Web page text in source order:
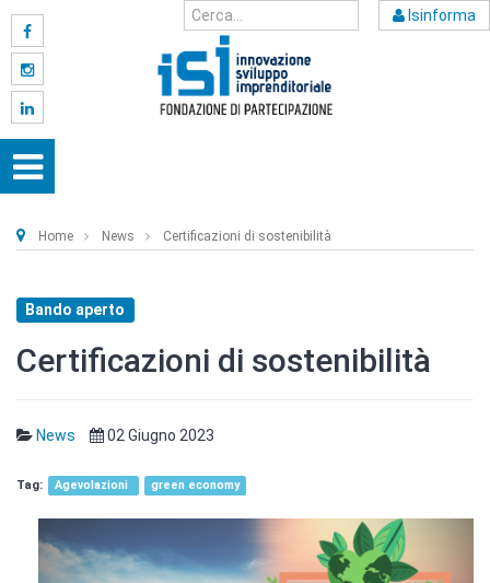
Isinforma
Home News Certificazioni di sostenibilità
Bando aperto
Certificazioni di sostenibilità
News 02 Giugno 2023
Agevolazioni green economy